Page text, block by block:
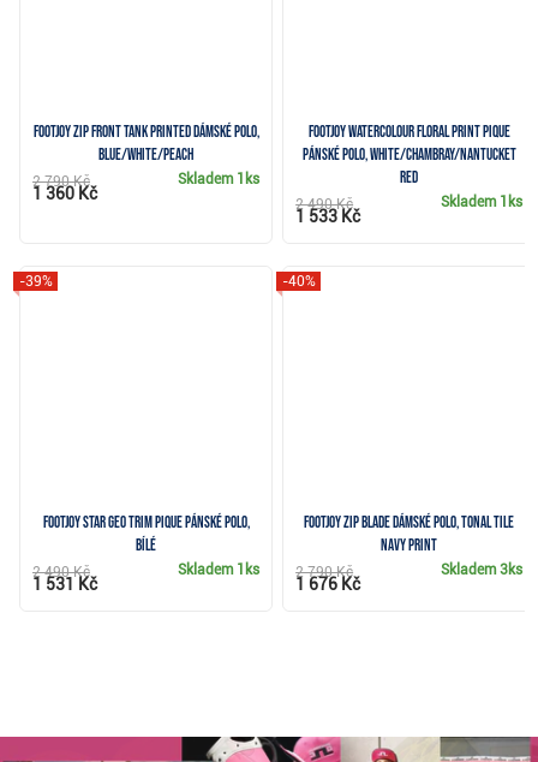
FootJoy Zip Front Tank Printed dámské polo,
blue/white/peach
Skladem 1ks
2 790 Kč
1 360 Kč
FootJoy Watercolour Floral Print Pique
pánské polo, white/chambray/nantucket
red
Skladem 1ks
2 490 Kč
1 533 Kč
FootJoy Star Geo Trim Pique pánské polo,
bílé
-39%
Skladem 1ks
2 490 Kč
1 531 Kč
FootJoy Zip Blade dámské polo, tonal tile
navy print
-40%
Skladem3ks
2 790 Kč
1 676 Kč